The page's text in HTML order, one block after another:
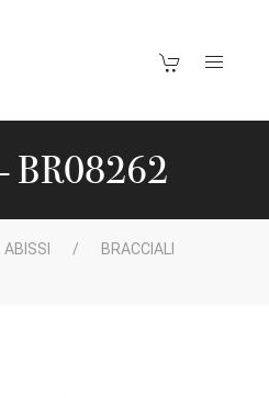
BR08262
ABISSI
BRACCIALI